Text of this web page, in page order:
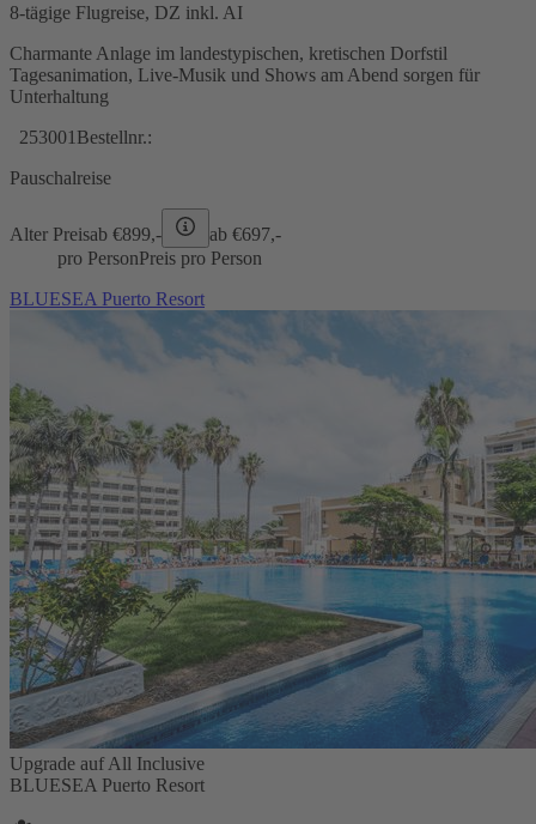
8-tägige Flugreise, DZ inkl. AI
Charmante Anlage im landestypischen, kretischen Dorfstil
Tagesanimation, Live-Musik und Shows am Abend sorgen für
Unterhaltung
253001 Bestellnr.:
Pauschalreise
Alter Preisab €899,- ab €697,-
pro PersonPreis pro Person
BLUESEA Puerto Resort
Upgrade auf All Inclusive
BLUESEA Puerto Resort